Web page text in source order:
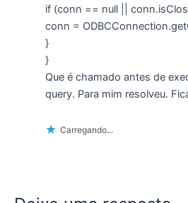
if (conn == null ||
conn =
}
}
Que é chamado antes de
query. Para mim resolveu.
Carregando...